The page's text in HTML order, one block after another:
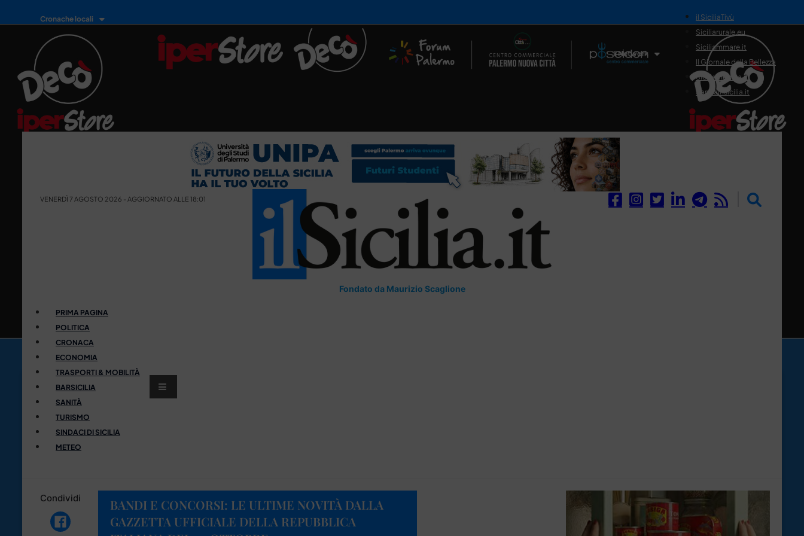
Cronache locali
Il Network
il SiciliaTivù
Siciliarurale.eu
Siciliammare.it
Il Giornale della Bellezza
Siciliamedica.it
Sanitainsicilia.it
VENERDÌ 7 AGOSTO 2026 - AGGIORNATO ALLE 18:01
Fondato da Maurizio Scaglione
PRIMA PAGINA
POLITICA
CRONACA
ECONOMIA
TRASPORTI & MOBILITÀ
BARSICILIA
SANITÀ
TURISMO
SINDACI DI SICILIA
METEO
Condividi
BANDI E CONCORSI: LE ULTIME NOVITÀ DALLA
GAZZETTA UFFICIALE DELLA REPUBBLICA